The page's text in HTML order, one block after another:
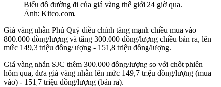
Biểu đồ đường đi của giá vàng thế giới 24 giờ qua.
Ảnh: Kitco.com.
Giá vàng nhẫn Phú Quý điều chỉnh tăng mạnh chiều mua vào
800.000 đồng/lượng và tăng 300.000 đồng/lượng chiều bán ra, lên
mức 149,3 triệu đồng/lượng - 151,8 triệu đồng/lượng.
Giá vàng nhẫn SJC thêm 300.000 đồng/lượng so với chốt phiên
hôm qua, đưa giá vàng nhẫn lên mức 149,7 triệu đồng/lượng (mua
vào) - 151,7 triệu đồng/lượng (bán ra).